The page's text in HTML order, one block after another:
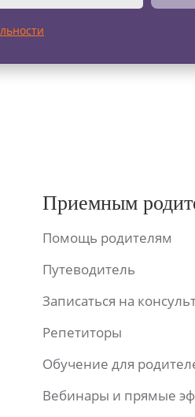
Приемным
Помощь родителям
Путеводитель
Записаться на
Репетиторы
Обучение для
Вебинары и прямые